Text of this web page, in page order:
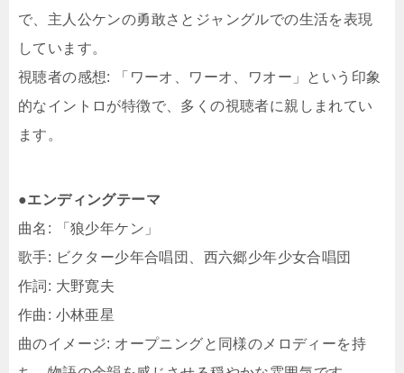
で、主人公ケンの勇敢さとジャングルでの生活を表現
しています。
視聴者の感想: 「ワーオ、ワーオ、ワオー」という印象
的なイントロが特徴で、多くの視聴者に親しまれてい
ます。
●エンディングテーマ
曲名: 「狼少年ケン」
歌手: ビクター少年合唱団、西六郷少年少女合唱団
作詞: 大野寛夫
作曲: 小林亜星
曲のイメージ: オープニングと同様のメロディーを持